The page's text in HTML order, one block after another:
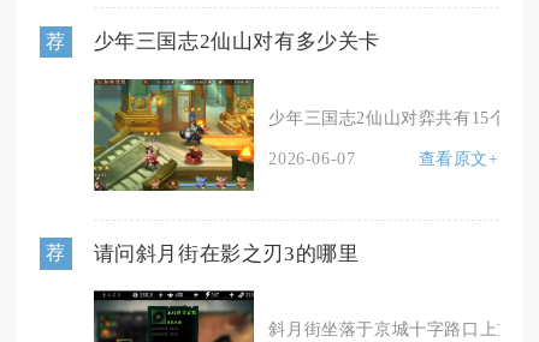
荐 少年三国志2仙山对有多少关卡
少年三国志2仙山对弈共有15个关
2026-06-07 查看原文+
荐 请问斜月街在影之刃3的哪里
斜月街坐落于京城十字路口上方